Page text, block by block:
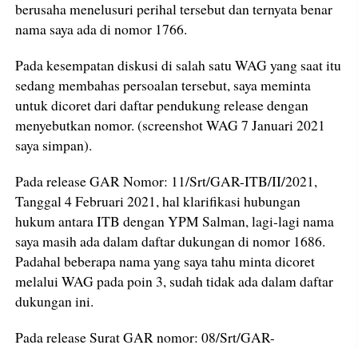
berusaha menelusuri perihal tersebut dan ternyata benar
nama saya ada di nomor 1766.
Pada kesempatan diskusi di salah satu WAG yang saat itu
sedang membahas persoalan tersebut, saya meminta
untuk dicoret dari daftar pendukung release dengan
menyebutkan nomor. (screenshot WAG 7 Januari 2021
saya simpan).
Pada release GAR Nomor: 11/Srt/GAR-ITB/II/2021,
Tanggal 4 Februari 2021, hal klarifikasi hubungan
hukum antara ITB dengan YPM Salman, lagi-lagi nama
saya masih ada dalam daftar dukungan di nomor 1686.
Padahal beberapa nama yang saya tahu minta dicoret
melalui WAG pada poin 3, sudah tidak ada dalam daftar
dukungan ini.
Pada release Surat GAR nomor: 08/Srt/GAR-